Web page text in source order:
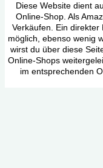
Diese Website dient
Online-Shop. Als
Verkäufen. Ein
möglich, ebenso wenig
wirst du über diese
Online-Shops
im entsprechenden